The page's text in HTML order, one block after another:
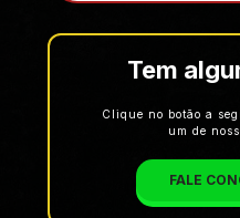
Tem
FALE
Clique no botão a
um de